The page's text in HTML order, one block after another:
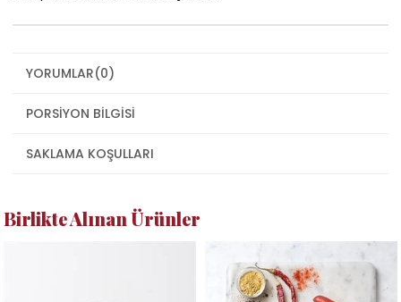
YORUMLAR(0)
PORSIYON BILGISI
SAKLAMA KOŞULLARI
Birlikte Alınan Ürünler